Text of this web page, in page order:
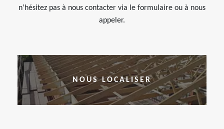
n’hésitez pas à nous contacter via le formulaire ou à nous
appeler.
NOUS LOCALISER